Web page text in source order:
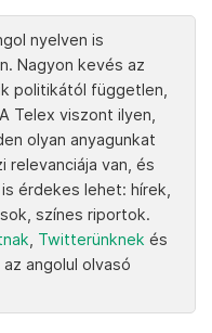
nyelven is
Nagyon kevés az
politikától független,
Telex viszont ilyen,
olyan anyagunkat
relevanciája van, és
érdekes lehet: hírek,
színes riportok.
Twitterünknek és
az angolul olvasó